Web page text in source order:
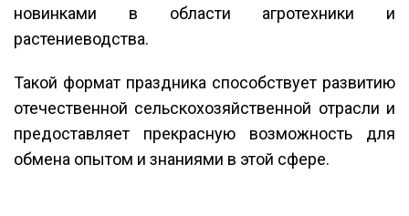
новинками в области агротехники и
растениеводства.
Такой формат праздника способствует развитию
отечественной сельскохозяйственной отрасли и
предоставляет прекрасную возможность для
обмена опытом и знаниями в этой сфере.